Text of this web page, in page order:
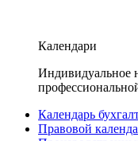
Календари
Индивидуальное
Календарь
Правовой